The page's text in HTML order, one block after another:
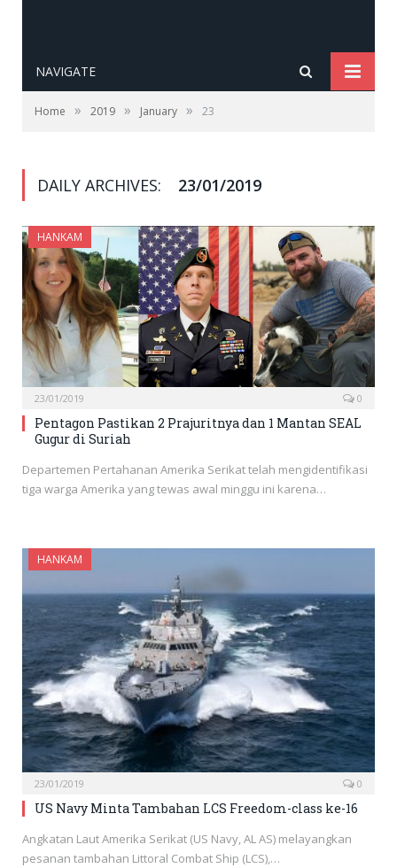
NAVIGATE
Home » 2019 » January » 23
DAILY ARCHIVES: 23/01/2019
HANKAM
23/01/2019 0
Pentagon Pastikan 2 Prajuritnya dan 1 Mantan SEAL
Gugur di Suriah
Departemen Pertahanan Amerika Serikat telah mengidentifikasi
tiga warga Amerika yang tewas awal minggu ini karena…
HANKAM
23/01/2019 0
US Navy Minta Tambahan LCS Freedom-class ke-16
Angkatan Laut Amerika Serikat (US Navy, AL AS) melayangkan
pesanan tambahan Littoral Combat Ship (LCS),…